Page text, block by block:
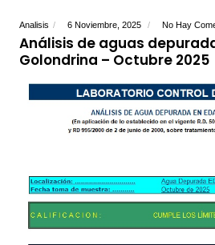
Analisis 6 Noviembre, 2025 No Hay
Análisis de aguas
Golondrina – Octubre 2025